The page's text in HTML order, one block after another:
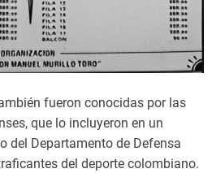
fueron conocidas por las
que lo incluyeron en un
del Departamento de Defensa
del deporte colombiano.